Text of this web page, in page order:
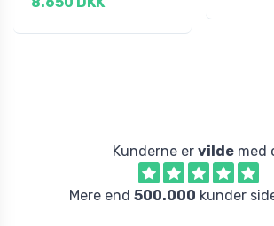
Kunderne er vildemed
Mere end 500.000 kunder